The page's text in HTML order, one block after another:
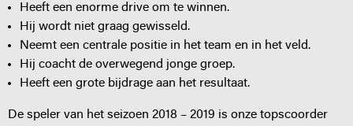
Heeft een enorme drive om te winnen.
Hij wordt niet graag gewisseld.
Neemt een centrale positie in het team en in het veld.
Hij coacht de overwegend jonge groep.
Heeft een grote bijdrage aan het resultaat.
De speler van het seizoen 2018 – 2019 is onze topscoorder